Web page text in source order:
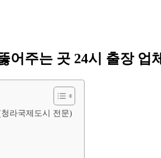
어주는 곳 24시 출장 업체
라국제도시 전문)